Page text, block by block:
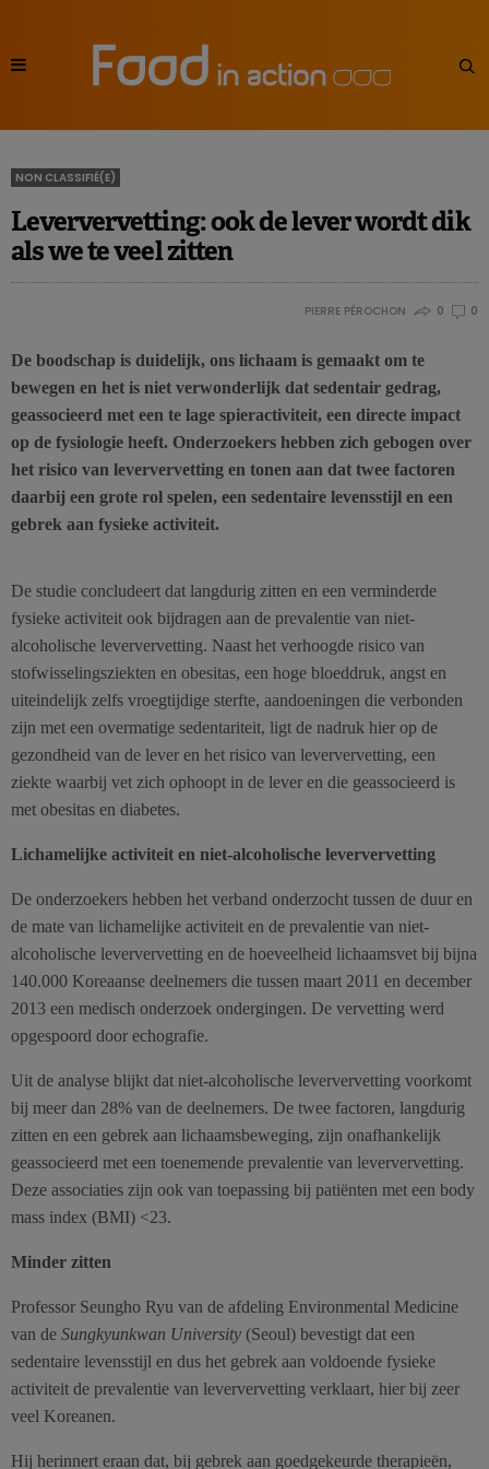
NON CLASSIFIÉ(E)
Leververvetting: ook de lever wordt dik
als we te veel zitten
PIERRE PÉROCHON 0 0
De boodschap is duidelijk, ons lichaam is gemaakt om te
bewegen en het is niet verwonderlijk dat sedentair gedrag,
geassocieerd met een te lage spieractiviteit, een directe impact
op de fysiologie heeft. Onderzoekers hebben zich gebogen over
het risico van leververvetting en tonen aan dat twee factoren
daarbij een grote rol spelen, een sedentaire levensstijl en een
gebrek aan fysieke activiteit.
De studie concludeert dat langdurig zitten en een verminderde
fysieke activiteit ook bijdragen aan de prevalentie van niet-
alcoholische leververvetting. Naast het verhoogde risico van
stofwisselingsziekten en obesitas, een hoge bloeddruk, angst en
uiteindelijk zelfs vroegtijdige sterfte, aandoeningen die verbonden
zijn met een overmatige sedentariteit, ligt de nadruk hier op de
gezondheid van de lever en het risico van leververvetting, een
ziekte waarbij vet zich ophoopt in de lever en die geassocieerd is
met obesitas en diabetes.
Lichamelijke activiteit en niet-alcoholische leververvetting
De onderzoekers hebben het verband onderzocht tussen de duur en
de mate van lichamelijke activiteit en de prevalentie van niet-
alcoholische leververvetting en de hoeveelheid lichaamsvet bij bijna
140.000 Koreaanse deelnemers die tussen maart 2011 en december
2013 een medisch onderzoek ondergingen. De vervetting werd
opgespoord door echografie.
Uit de analyse blijkt dat niet-alcoholische leververvetting voorkomt
bij meer dan 28% van de deelnemers. De twee factoren, langdurig
zitten en een gebrek aan lichaamsbeweging, zijn onafhankelijk
geassocieerd met een toenemende prevalentie van leververvetting.
Deze associaties zijn ook van toepassing bij patiënten met een body
mass index (BMI) <23.
Minder zitten
Professor Seungho Ryu van de afdeling Environmental Medicine
van de Sungkyunkwan University (Seoul) bevestigt dat een
sedentaire levensstijl en dus het gebrek aan voldoende fysieke
activiteit de prevalentie van leververvetting verklaart, hier bij zeer
veel Koreanen.
Hij herinnert eraan dat, bij gebrek aan goedgekeurde therapieën,